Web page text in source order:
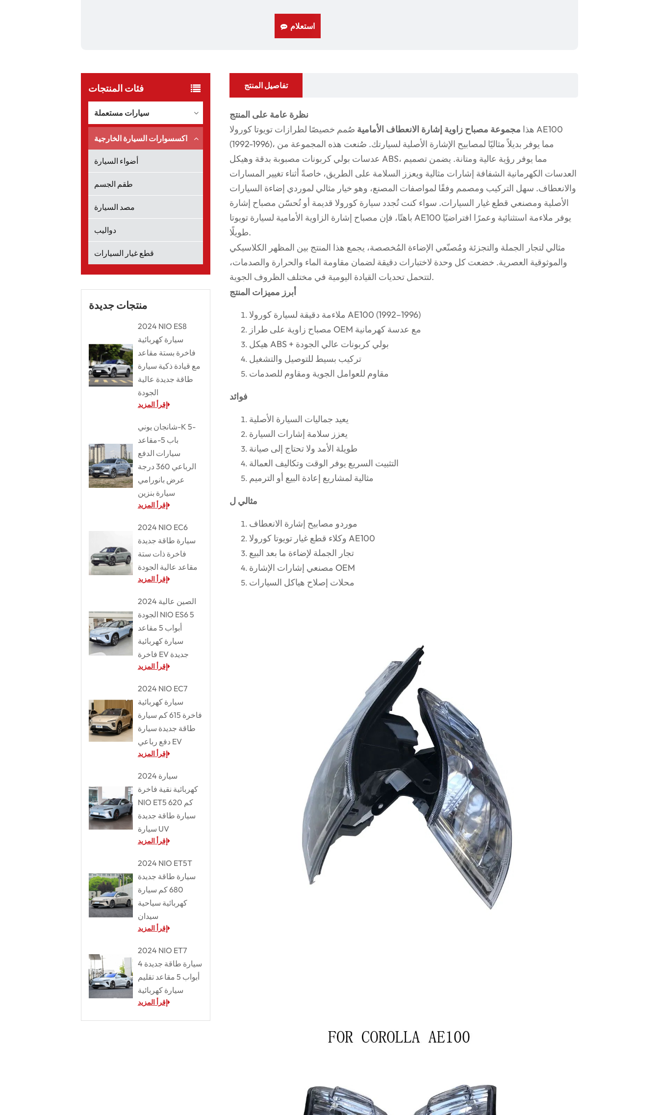
استعلام
فئات المنتجات
سيارات مستعملة
اكسسوارات السيارة الخارجية
أضواء السيارة
طقم الجسم
مصد السيارة
دواليب
قطع غيار السيارات
منتجات جديدة
2024 NIO ES8
سيارة كهربائية
فاخرة بستة مقاعد
مع قيادة ذكية سيارة
طاقة جديدة عالية
الجودة
إقرأ المزيد
شانجان يوني-K 5-
باب 5-مقاعد
سيارات الدفع
الرباعي 360 درجة
عرض بانورامي
سيارة بنزين
إقرأ المزيد
2024 NIO EC6
سيارة طاقة جديدة
فاخرة ذات ستة
مقاعد عالية الجودة
إقرأ المزيد
2024 الصين عالية
الجودة NIO ES6 5
أبواب 5 مقاعد
سيارة كهربائية
فاخرة EV جديدة
إقرأ المزيد
2024 NIO EC7
سيارة كهربائية
فاخرة 615 كم سيارة
طاقة جديدة سيارة
دفع رباعي EV
إقرأ المزيد
2024 سيارة
كهربائية نقية فاخرة
NIO ET5 620 كم
سيارة طاقة جديدة
سيارة UV
إقرأ المزيد
2024 NIO ET5T
سيارة طاقة جديدة
680 كم سيارة
كهربائية سياحية
سيدان
إقرأ المزيد
2024 NIO ET7
سيارة طاقة جديدة 4
أبواب 5 مقاعد تقليم
سيارة كهربائية
إقرأ المزيد
تفاصيل المنتج
نظرة عامة على المنتج
هذا مجموعة مصباح زاوية إشارة الانعطاف الأمامية صُمم خصيصًا لطرازات تويوتا كورولا AE100
(1992-1996)، مما يوفر بديلاً مثاليًا لمصابيح الإشارة الأصلية لسيارتك. صُنعت هذه المجموعة من
عدسات بولي كربونات مصبوبة بدقة وهيكل ABS، مما يوفر رؤية عالية ومتانة. يضمن تصميم
العدسات الكهرمانية الشفافة إشارات مثالية ويعزز السلامة على الطريق، خاصةً أثناء تغيير المسارات
والانعطاف. سهل التركيب ومصمم وفقًا لمواصفات المصنع، وهو خيار مثالي لموردي إضاءة السيارات
الأصلية ومصنعي قطع غيار السيارات. سواء كنت تُجدد سيارة كورولا قديمة أو تُحسّن مصباح إشارة
باهتًا، فإن مصباح إشارة الزاوية الأمامية لسيارة تويوتا AE100 يوفر ملاءمة استثنائية وعمرًا افتراضيًا
طويلًا.
مثالي لتجار الجملة والتجزئة ومُصنّعي الإضاءة المُخصصة، يجمع هذا المنتج بين المظهر الكلاسيكي
والموثوقية العصرية. خضعت كل وحدة لاختبارات دقيقة لضمان مقاومة الماء والحرارة والصدمات،
لتتحمل تحديات القيادة اليومية في مختلف الظروف الجوية.
أبرز مميزات المنتج
ملاءمة دقيقة لسيارة كورولا AE100 (1992–1996)
مصباح زاوية على طراز OEM مع عدسة كهرمانية
هيكل ABS + بولي كربونات عالي الجودة
تركيب بسيط للتوصيل والتشغيل
مقاوم للعوامل الجوية ومقاوم للصدمات
فوائد
يعيد جماليات السيارة الأصلية
يعزز سلامة إشارات السيارة
طويلة الأمد ولا تحتاج إلى صيانة
التثبيت السريع يوفر الوقت وتكاليف العمالة
مثالية لمشاريع إعادة البيع أو الترميم
مثالي ل
موردو مصابيح إشارة الانعطاف
وكلاء قطع غيار تويوتا كورولا AE100
تجار الجملة لإضاءة ما بعد البيع
مصنعي إشارات الإشارة OEM
محلات إصلاح هياكل السيارات